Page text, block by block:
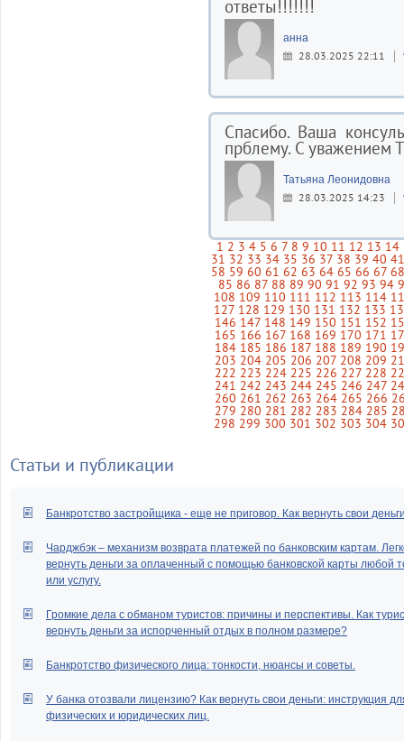
ответы!!!!!!!
анна
28.03.2025 22:11
Спасибо. Ваша
прблему. С уважением
Татьяна Леонидовна
28.03.2025 14:23
1 2 3 4 5 6 7 8 9 10 11 12 13 14
31 32 33 34 35 36 37 38 39 40
58 59 60 61 62 63 64 65 66 67 68
85 86 87 88 89 90 91 92 93 94
108 109 110 111 112 113 114
127 128 129 130 131 132 133
146 147 148 149 150 151 152
165 166 167 168 169 170 171
184 185 186 187 188 189 190
203 204 205 206 207 208 209
222 223 224 225 226 227 228
241 242 243 244 245 246 247
260 261 262 263 264 265 266
279 280 281 282 283 284 285
298 299 300 301 302 303 304
Статьи и публикации
Банкротство застройщика - еще не приговор. Как вернуть свои
Чарджбэк – механизм возврата платежей по банковским картам.
вернуть деньги за оплаченный с помощью банковской карты любой
или услугу.
Громкие дела с обманом туристов: причины и перспективы. Как
вернуть деньги за испорченный отдых в полном размере?
Банкротство физического лица: тонкости, нюансы и советы.
У банка отозвали лицензию? Как вернуть свои деньги: инструкция
физических и юридических лиц.